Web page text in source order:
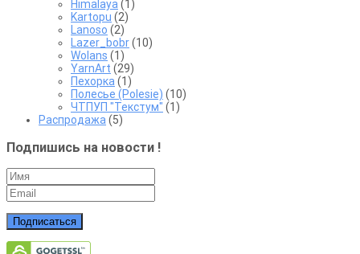
Himalaya (1)
Kartopu (2)
Lanoso (2)
Lazer_bobr(10)
Wolans (1)
YarnArt (29)
Пехорка (1)
Полесье (Polesie) (10)
ЧТПУП "Текстум" (1)
Распродажа (5)
Подпишись на новости !
Подписаться